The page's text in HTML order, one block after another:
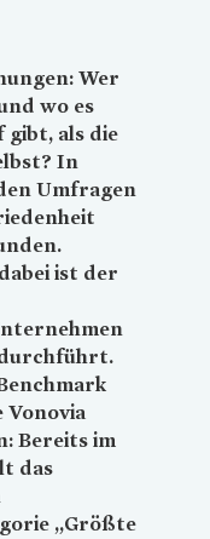
Wer
wo es
gibt, als die
In
Umfragen
ist der
Vonovia
Bereits im
das
„Größte